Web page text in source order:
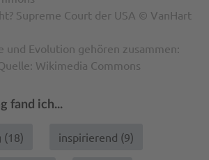
Supreme Court der USA © VanHart
und Evolution gehören zusammen:
Wikimedia Commons
fand ich...
(18) inspirierend (9)